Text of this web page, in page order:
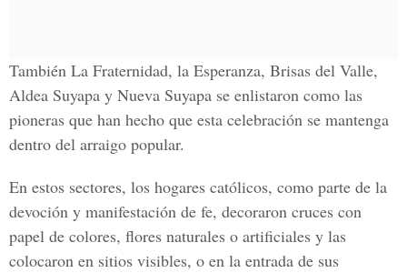
También La Fraternidad, la Esperanza, Brisas del Valle,
Aldea Suyapa y Nueva Suyapa se enlistaron como las
pioneras que han hecho que esta celebración se mantenga
dentro del arraigo popular.
En estos sectores, los hogares católicos, como parte de la
devoción y manifestación de fe, decoraron cruces con
papel de colores, flores naturales o artificiales y las
colocaron en sitios visibles, o en la entrada de sus